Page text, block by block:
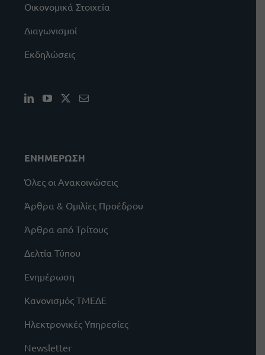
Οικονομικά Στοιχεία
Διαγωνισμοί
Εκδηλώσεις
ΕΝΗΜΕΡΩΣΗ
Όλες οι Ανακοινώσεις
Άρθρα & Ομιλίες Προέδρου
Άρθρα από Τρίτους
Δελτία Τύπου
Ενημέρωση
Κανονισμός ΤΜΕΔΕ
Ηλεκτρονικές Υπηρεσίες
Newsletter